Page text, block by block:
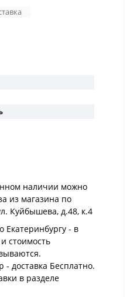
наличии можно
из магазина по
Куйбышева, д.48, к.4
Екатеринбургу - в
стоимость
- доставка Бесплатно.
в разделе